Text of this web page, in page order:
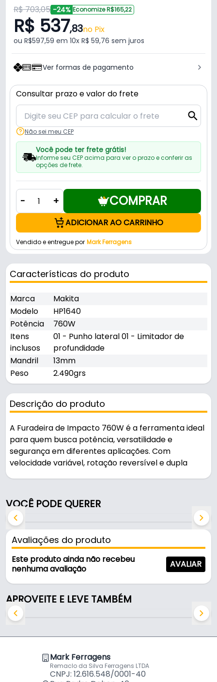
R$ 703,05 -24% Economize R$165,22
R$ 537,83no Pix
ou R$597,59 em 10x R$ 59,76 sem juros
Ver formas de pagamento
Consultar prazo e valor do frete
Não sei meu CEP
Você pode ter frete grátis!
Informe seu CEP acima para ver o prazo e conferir as
opções de frete.
- + COMPRAR
ADICIONAR AO CARRINHO
Vendido e entregue por Mark Ferragens
Características do produto
Marca
Makita
Modelo
HP1640
Potência
760W
Itens
inclusos
01 - Punho lateral 01 - Limitador de
profundidade
Mandril
13mm
Peso
2.490grs
Descrição do produto
A Furadeira de Impacto 760W é a ferramenta ideal
para quem busca potência, versatilidade e
segurança em diferentes aplicações. Com
velocidade variável, rotação reversível e dupla
aço e madeira, é a escolha perfeita para
profissionais e hobbistas que não abrem mão de
qualidade.
Características e Especificações:
Potência: 760W
Dupla isolação
Mandril: 13 mm
Capacidade de perfuração:
Concreto: 16 mm
Aço: 13 mm
VOCÊ PODE QUERER
Avaliações do produto
Este produto ainda não recebeu
nenhuma avaliação
AVALIAR
APROVEITE E LEVE TAMBÉM
Mark Ferragens
Remaclo da Silva Ferragens LTDA
CNPJ: 12.616.548/0001-40